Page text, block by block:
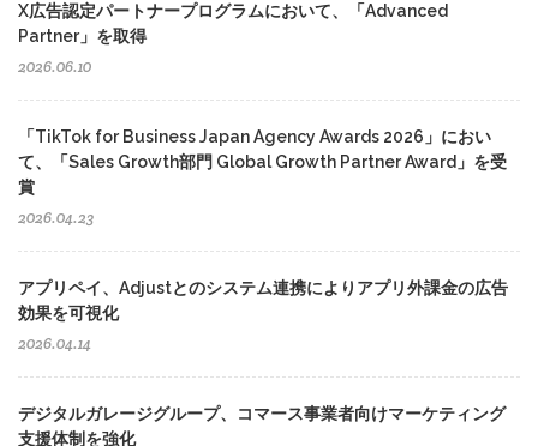
X広告認定パートナープログラムにおいて、「Advanced
Partner」を取得
2026.06.10
「TikTok for Business Japan Agency Awards 2026」におい
て、「Sales Growth部門 Global Growth Partner Award」を受
賞
2026.04.23
アプリペイ、Adjustとのシステム連携によりアプリ外課金の広告
効果を可視化
2026.04.14
デジタルガレージグループ、コマース事業者向けマーケティング
支援体制を強化